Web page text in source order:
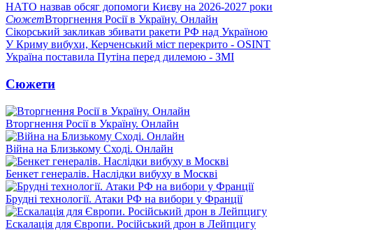
НАТО назвав обсяг допомоги Києву на 2026-2027 роки
СюжетВторгнення Росії в Україну. Онлайн
Сікорський закликав збивати ракети РФ над Україною
У Криму вибухи, Керченський міст перекрито - OSINT
Україна поставила Путіна перед дилемою - ЗМІ
Сюжети
Вторгнення Росії в Україну. Онлайн
Війна на Близькому Сході. Онлайн
Бенкет генералів. Наслідки вибуху в Москві
Брудні технології. Атаки РФ на вибори у Франції
Ескалація для Європи. Російський дрон в Лейпцигу